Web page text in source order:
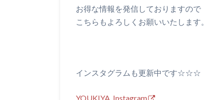
お得な情報を発信しておりますので
こちらもよろしくお願いいたします。
インスタグラムも更新中です☆☆☆
YOUKIYA Instagram